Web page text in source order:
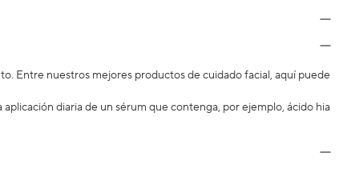
Entre nuestros mejores productos de cuidado facial, aquí puede
diaria de un sérum que contenga, por ejemplo, ácido hia